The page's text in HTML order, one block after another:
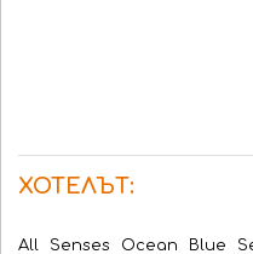
ХОТЕЛЪТ:
All Senses Ocean Blue